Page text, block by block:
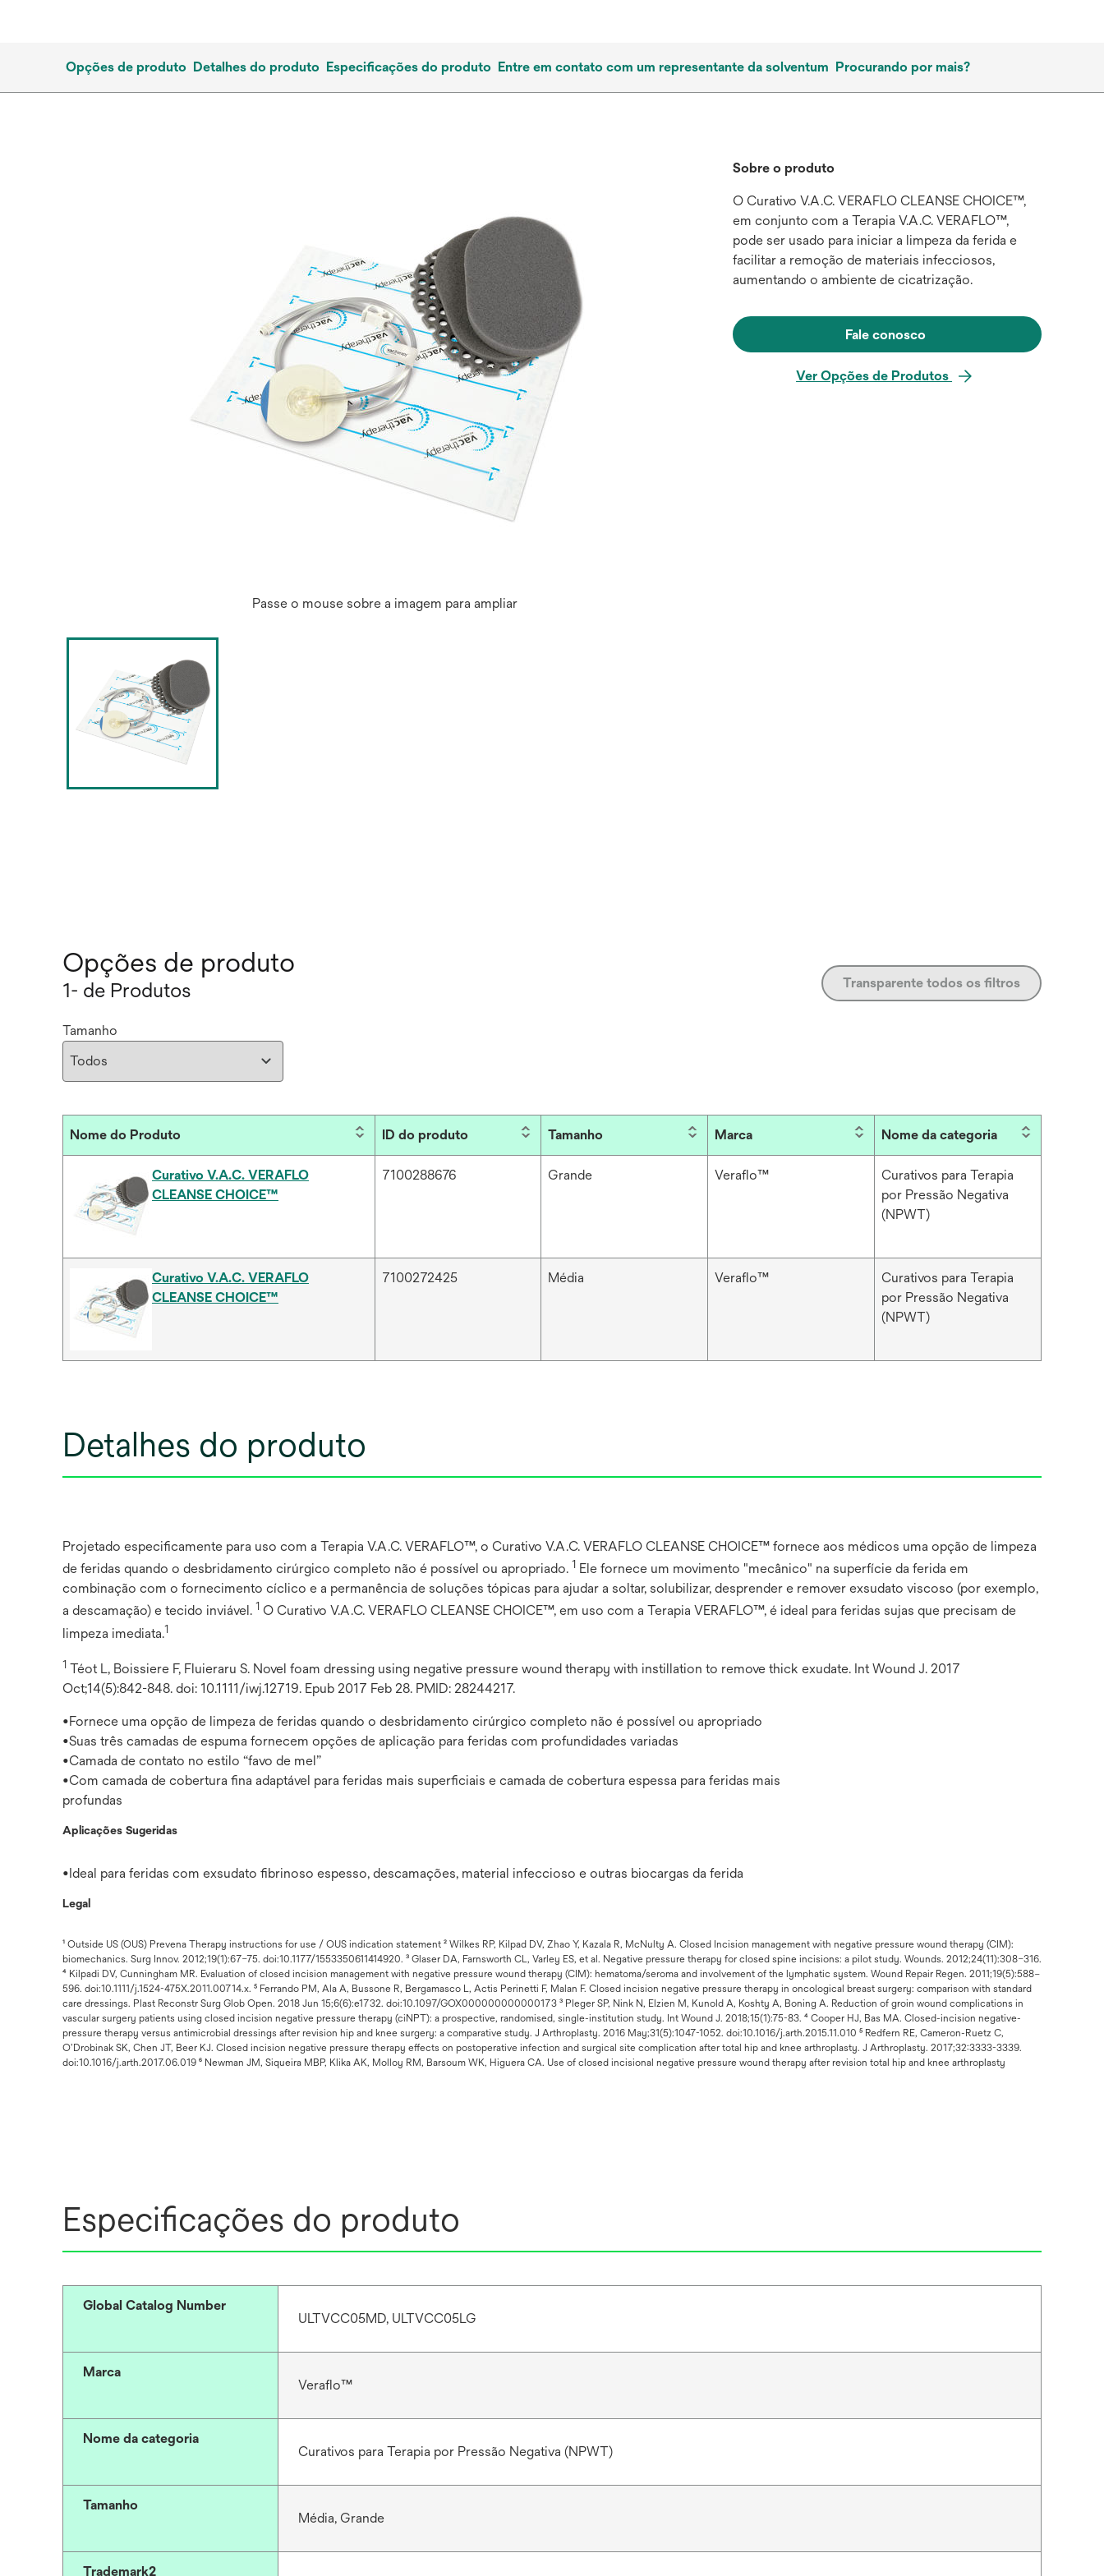
Opções de produto Detalhes do produto Especificações do produto Entre em contato com um representante da solventum Procurando por mais?
Passe o mouse sobre a imagem para ampliar
Sobre o produto
O Curativo V.A.C. VERAFLO CLEANSE CHOICE™,
em conjunto com a Terapia V.A.C. VERAFLO™,
pode ser usado para iniciar a limpeza da ferida e
facilitar a remoção de materiais infecciosos,
aumentando o ambiente de cicatrização.
Fale conosco
Ver Opções de Produtos
Opções de produto
1- de Produtos Transparente todos os filtros
Tamanho
Nome do Produto ID do produto Tamanho Marca Nome da categoria
Curativo V.A.C. VERAFLO
CLEANSE CHOICE™
7100288676 Grande Veraflo™
Curativos para Terapia
por Pressão Negativa
(NPWT)
Curativo V.A.C. VERAFLO
CLEANSE CHOICE™
7100272425 Média Veraflo™
Curativos para Terapia
por Pressão Negativa
(NPWT)
Detalhes do produto
Projetado especificamente para uso com a Terapia V.A.C. VERAFLO™, o Curativo V.A.C. VERAFLO CLEANSE CHOICE™ fornece aos médicos uma opção de limpeza
de feridas quando o desbridamento cirúrgico completo não é possível ou apropriado. 1 Ele fornece um movimento "mecânico" na superfície da ferida em
combinação com o fornecimento cíclico e a permanência de soluções tópicas para ajudar a soltar, solubilizar, desprender e remover exsudato viscoso (por exemplo,
a descamação) e tecido inviável. 1 O Curativo V.A.C. VERAFLO CLEANSE CHOICE™, em uso com a Terapia VERAFLO™, é ideal para feridas sujas que precisam de
limpeza imediata.1
1 Téot L, Boissiere F, Fluieraru S. Novel foam dressing using negative pressure wound therapy with instillation to remove thick exudate. Int Wound J. 2017
Oct;14(5):842-848. doi: 10.1111/iwj.12719. Epub 2017 Feb 28. PMID: 28244217.
•Fornece uma opção de limpeza de feridas quando o desbridamento cirúrgico completo não é possível ou apropriado
•Suas três camadas de espuma fornecem opções de aplicação para feridas com profundidades variadas
•Camada de contato no estilo “favo de mel”
•Com camada de cobertura fina adaptável para feridas mais superficiais e camada de cobertura espessa para feridas mais
profundas
Aplicações Sugeridas
•Ideal para feridas com exsudato fibrinoso espesso, descamações, material infeccioso e outras biocargas da ferida
Legal
¹ Outside US (OUS) Prevena Therapy instructions for use / OUS indication statement ² Wilkes RP, Kilpad DV, Zhao Y, Kazala R, McNulty A. Closed Incision management with negative pressure wound therapy (CIM):
biomechanics. Surg Innov. 2012;19(1):67–75. doi:10.1177/1553350611414920. ³ Glaser DA, Farnsworth CL, Varley ES, et al. Negative pressure therapy for closed spine incisions: a pilot study. Wounds. 2012;24(11):308–316.
⁴ Kilpadi DV, Cunningham MR. Evaluation of closed incision management with negative pressure wound therapy (CIM): hematoma/seroma and involvement of the lymphatic system. Wound Repair Regen. 2011;19(5):588–
596. doi:10.1111/j.1524-475X.2011.00714.x. ⁵ Ferrando PM, Ala A, Bussone R, Bergamasco L, Actis Perinetti F, Malan F. Closed incision negative pressure therapy in oncological breast surgery: comparison with standard
care dressings. Plast Reconstr Surg Glob Open. 2018 Jun 15;6(6):e1732. doi:10.1097/GOX000000000000173 ³ Pleger SP, Nink N, Elzien M, Kunold A, Koshty A, Boning A. Reduction of groin wound complications in
vascular surgery patients using closed incision negative pressure therapy (ciNPT): a prospective, randomised, single-institution study. Int Wound J. 2018;15(1):75-83. ⁴ Cooper HJ, Bas MA. Closed-incision negative-
pressure therapy versus antimicrobial dressings after revision hip and knee surgery: a comparative study. J Arthroplasty. 2016 May;31(5):1047-1052. doi:10.1016/j.arth.2015.11.010 ⁵ Redfern RE, Cameron-Ruetz C,
O’Drobinak SK, Chen JT, Beer KJ. Closed incision negative pressure therapy effects on postoperative infection and surgical site complication after total hip and knee arthroplasty. J Arthroplasty. 2017;32:3333-3339.
doi:10.1016/j.arth.2017.06.019 ⁶ Newman JM, Siqueira MBP, Klika AK, Molloy RM, Barsoum WK, Higuera CA. Use of closed incisional negative pressure wound therapy after revision total hip and knee arthroplasty
Especificações do produto
Global Catalog Number
ULTVCC05MD, ULTVCC05LG
Marca
Veraflo™
Nome da categoria
Curativos para Terapia por Pressão Negativa (NPWT)
Tamanho
Média, Grande
Trademark2